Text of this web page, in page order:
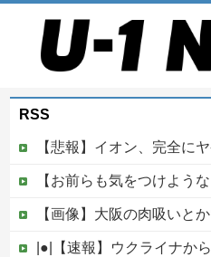
RSS
【悲報】イオン、完全に
【お前らも気をつけような！】 ガールズバンドのボーカルさん、客
【画像】大阪の肉吸いと
|●|【速報】ウクライナからのエネルギー施設攻撃で窮地のロシアを韓